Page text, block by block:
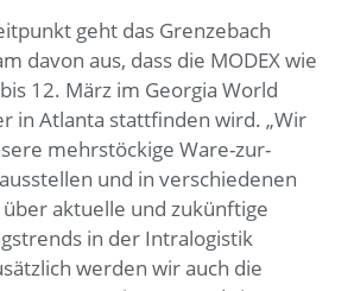
geht das Grenzebach
davon aus, dass die MODEX wie
12. März im Georgia World
in Atlanta stattfinden wird. „Wir
mehrstöckige Ware-zur-
und in verschiedenen
aktuelle und zukünftige
in der Intralogistik
werden wir auch die